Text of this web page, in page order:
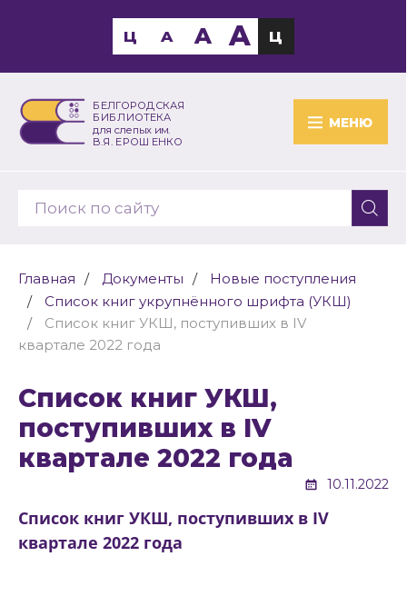
БЕЛГОРОДСКАЯ
БИБЛИОТЕКА
для слепых им.
В.Я. ЕРОШЕНКО
МЕНЮ
Ц A A A Ц
Главная Документы
Новые поступления
Список книг укрупнённого шрифта (УКШ)
Список книг УКШ, поступивших в IV
квартале 2022 года
Список книг УКШ,
поступивших в IV
квартале 2022 года
10.11.2022
Список книг УКШ, поступивших в IV
квартале 2022 года